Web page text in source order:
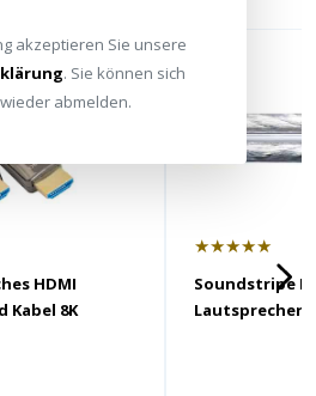
HDMI
Kabel 8K
★★★★★
Soundstripe
akzeptieren Sie unsere
. Sie können sich
abmelden.